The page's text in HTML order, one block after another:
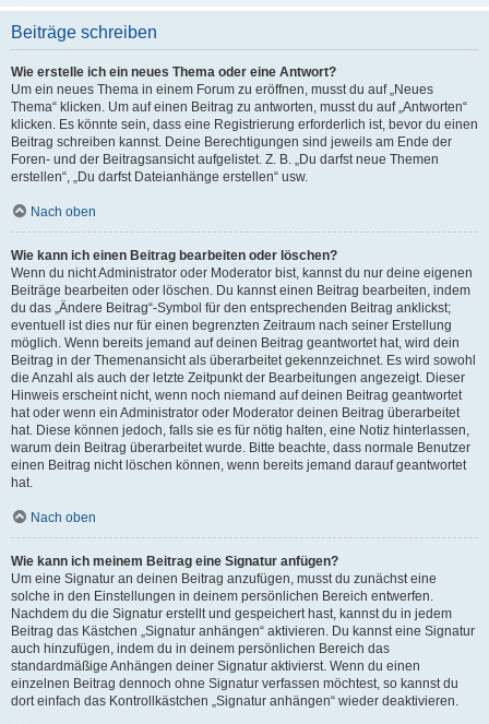
Beiträge schreiben
Wie erstelle ich ein neues Thema oder eine Antwort?
Um ein neues Thema in einem Forum zu eröffnen, musst du auf „Neues
Thema“ klicken. Um auf einen Beitrag zu antworten, musst du auf „Antworten“
klicken. Es könnte sein, dass eine Registrierung erforderlich ist, bevor du einen
Beitrag schreiben kannst. Deine Berechtigungen sind jeweils am Ende der
Foren- und der Beitragsansicht aufgelistet. Z. B. „Du darfst neue Themen
erstellen“, „Du darfst Dateianhänge erstellen“ usw.
Nach oben
Wie kann ich einen Beitrag bearbeiten oder löschen?
Wenn du nicht Administrator oder Moderator bist, kannst du nur deine eigenen
Beiträge bearbeiten oder löschen. Du kannst einen Beitrag bearbeiten, indem
du das „Ändere Beitrag“-Symbol für den entsprechenden Beitrag anklickst;
eventuell ist dies nur für einen begrenzten Zeitraum nach seiner Erstellung
möglich. Wenn bereits jemand auf deinen Beitrag geantwortet hat, wird dein
Beitrag in der Themenansicht als überarbeitet gekennzeichnet. Es wird sowohl
die Anzahl als auch der letzte Zeitpunkt der Bearbeitungen angezeigt. Dieser
Hinweis erscheint nicht, wenn noch niemand auf deinen Beitrag geantwortet
hat oder wenn ein Administrator oder Moderator deinen Beitrag überarbeitet
hat. Diese können jedoch, falls sie es für nötig halten, eine Notiz hinterlassen,
warum dein Beitrag überarbeitet wurde. Bitte beachte, dass normale Benutzer
einen Beitrag nicht löschen können, wenn bereits jemand darauf geantwortet
hat.
Nach oben
Wie kann ich meinem Beitrag eine Signatur anfügen?
Um eine Signatur an deinen Beitrag anzufügen, musst du zunächst eine
solche in den Einstellungen in deinem persönlichen Bereich entwerfen.
Nachdem du die Signatur erstellt und gespeichert hast, kannst du in jedem
Beitrag das Kästchen „Signatur anhängen“ aktivieren. Du kannst eine Signatur
auch hinzufügen, indem du in deinem persönlichen Bereich das
standardmäßige Anhängen deiner Signatur aktivierst. Wenn du einen
einzelnen Beitrag dennoch ohne Signatur verfassen möchtest, so kannst du
dort einfach das Kontrollkästchen „Signatur anhängen“ wieder deaktivieren.